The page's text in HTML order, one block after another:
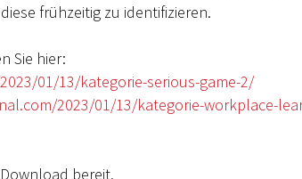
frühzeitig zu identifizieren.
Sie hier:
01/13/kategorie-serious-game-2/
2023/01/13/kategorie-workplace-
bereit.